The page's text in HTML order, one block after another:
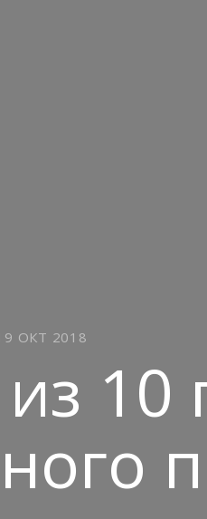
ОКТ 2018